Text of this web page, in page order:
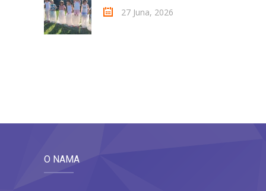
27 Juna, 2026
O NAMA